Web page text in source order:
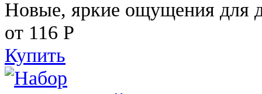
Новые, яркие ощущения для
от 116 Р
Купить